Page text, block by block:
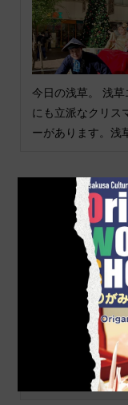
今日の浅草。 浅草
にも立派なクリス
ーがあります。浅
商品カテゴリ
商品ジャンル